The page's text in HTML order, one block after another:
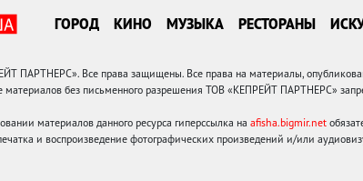
ГОРОД КИНО МУЗЫКА РЕСТОРАНЫ
ПАРТНЕРС». Все права защищены. Все права на материалы,
материалов без письменного разрешения ТОВ «КЕПРЕЙТ ПАРТНЕРС»
материалов данного ресурса гиперссылка на afisha.bigmir.net
и воспроизведение фотографических произведений и/или